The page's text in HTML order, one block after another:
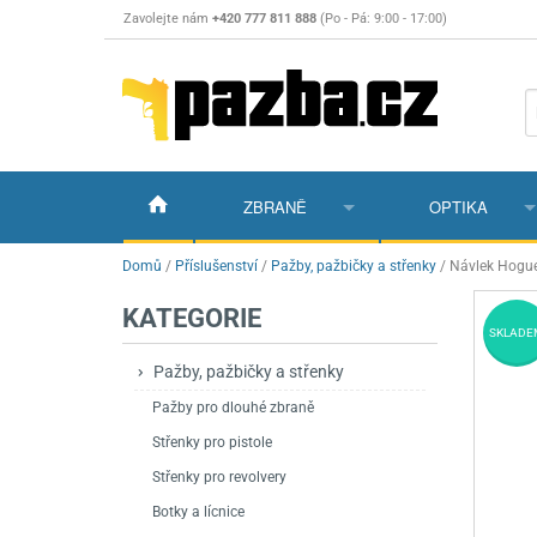
Zavolejte nám +420 777 811 888 (Po - Pá: 9:00 - 17:00)
ZBRANĚ
Vzduchovky Vzduchovky na
Příslušenství pro
Vzduchovky PCP
Vzduchové pistole a revolveryPříslušenství
Plynové pistole a revolvery
Perkusní zbraně
Nože
OPTIKA
Puškohledy
Dalekohledy a
Kolimátory, lasery
Noční vidění a
Domů / Příslušenství / Pažby, pažbičky a střenky / Návlek
KATEGORIE
Pažby, pažbičky a střenky
Pažby pro dlouhé zbraně
Střenky pro pistole
Střenky pro revolvery
Botky a lícnice